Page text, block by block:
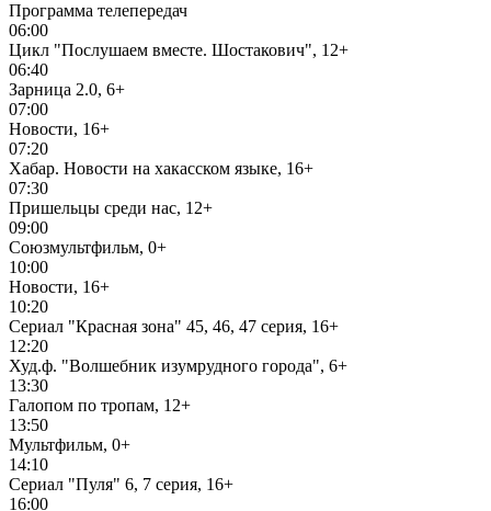
Программа телепередач
06:00
Цикл "Послушаем вместе. Шостакович", 12+
06:40
Зарница 2.0, 6+
07:00
Новости, 16+
07:20
Хабар. Новости на хакасском языке, 16+
07:30
Пришельцы среди нас, 12+
09:00
Союзмультфильм, 0+
10:00
Новости, 16+
10:20
Сериал "Красная зона" 45, 46, 47 серия, 16+
12:20
Худ.ф. "Волшебник изумрудного города", 6+
13:30
Галопом по тропам, 12+
13:50
Мультфильм, 0+
14:10
Сериал "Пуля" 6, 7 серия, 16+
16:00